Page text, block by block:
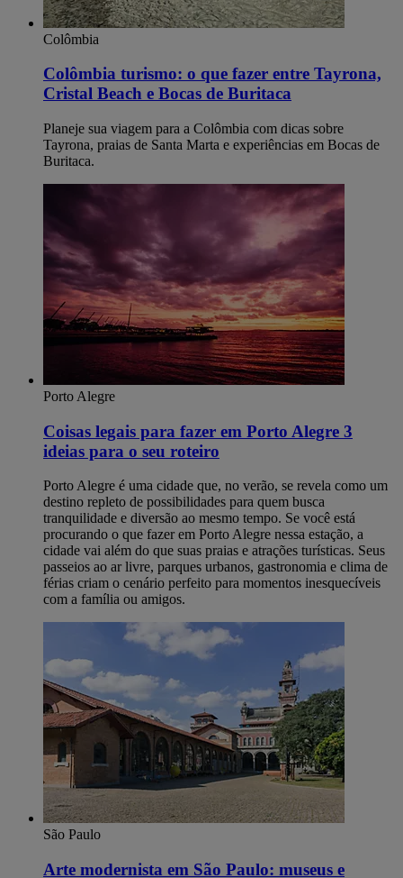
Colômbia
Colômbia turismo: o que fazer entre Tayrona,
Cristal Beach e Bocas de Buritaca
Planeje sua viagem para a Colômbia com dicas sobre
Tayrona, praias de Santa Marta e experiências em Bocas de
Buritaca.
Porto Alegre
Coisas legais para fazer em Porto Alegre​ 3
ideias para o seu roteiro
Porto Alegre é uma cidade que, no verão, se revela como um
destino repleto de possibilidades para quem busca
tranquilidade e diversão ao mesmo tempo. Se você está
procurando o que fazer em Porto Alegre nessa estação, a
cidade vai além do que suas praias e atrações turísticas. Seus
passeios ao ar livre, parques urbanos, gastronomia e clima de
férias criam o cenário perfeito para momentos inesquecíveis
com a família ou amigos.
São Paulo
Arte modernista em São Paulo: museus e